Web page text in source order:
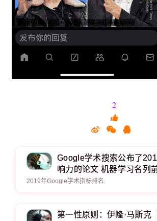
2
Google学术搜索公布了
响力的论文 机器学习名列
2019年Google学术指标排名.
第一性原则：伊隆·马斯克